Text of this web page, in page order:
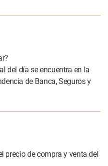
del día se encuentra en la
de Banca, Seguros y
precio de compra y venta del